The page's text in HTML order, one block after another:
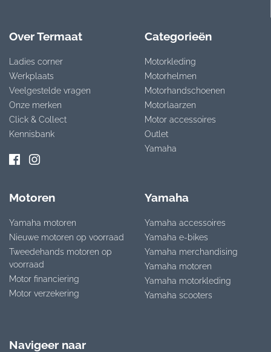
Over Termaat
Ladies corner
Werkplaats
Veelgestelde vragen
Onze merken
Click & Collect
Kennisbank
Categorieën
Motorkleding
Motorhelmen
Motorhandschoenen
Motorlaarzen
Motor accessoires
Outlet
Yamaha
Motoren
Yamaha motoren
Nieuwe motoren op voorraad
Tweedehands motoren op
voorraad
Motor financiering
Motor verzekering
Yamaha
Yamaha accessoires
Yamaha e-bikes
Yamaha merchandising
Yamaha motoren
Yamaha motorkleding
Yamaha scooters
Navigeer naar